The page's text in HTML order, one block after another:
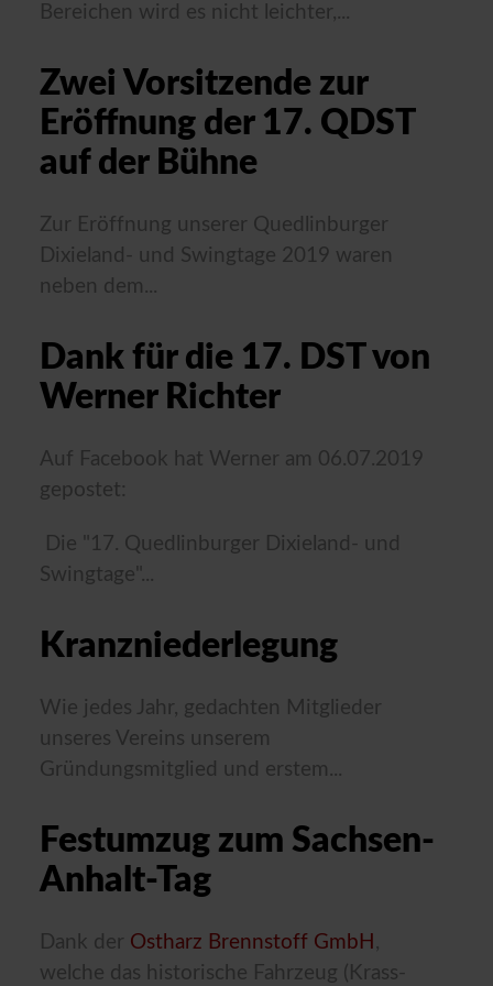
Bereichen wird es nicht leichter,...
Zwei Vorsitzende zur
Eröffnung der 17. QDST
auf der Bühne
Zur Eröffnung unserer Quedlinburger
Dixieland- und Swingtage 2019 waren
neben dem...
Dank für die 17. DST von
Werner Richter
Auf Facebook hat Werner am 06.07.2019
gepostet:
Die "17. Quedlinburger Dixieland- und
Swingtage"...
Kranzniederlegung
Wie jedes Jahr, gedachten Mitglieder
unseres Vereins unserem
Gründungsmitglied und erstem...
Festumzug zum Sachsen-
Anhalt-Tag
Dank der Ostharz Brennstoff GmbH ,
welche das historische Fahrzeug (Krass-